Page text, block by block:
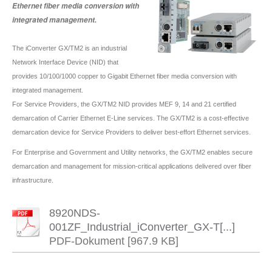
Ethernet fiber media conversion with
integrated management.
The iConverter GX/TM2 is an industrial
Network Interface Device (NID) that
provides 10/100/1000 copper to Gigabit Ethernet fiber media conversion with
integrated management.
For Service Providers, the GX/TM2 NID provides MEF 9, 14 and 21 certified
demarcation of Carrier Ethernet E-Line services. The GX/TM2 is a cost-effective
demarcation device for Service Providers to deliver best-effort Ethernet services.
For Enterprise and Government and Utility networks, the GX/TM2 enables secure
demarcation and management for mission-critical applications delivered over fiber
infrastructure.
8920NDS-
001ZF_Industrial_iConverter_GX-T[...]
PDF-Dokument [967.9 KB]